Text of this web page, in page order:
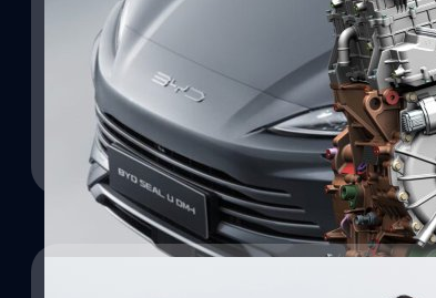
ภายหลังการเปิดตัวเทคโนโลยีใหม่อย่าง DM-i ที่มาช่วยให้ก
เทคโนโลยีนี้ผ่านรุ่น BYD Sealion 6 DM-i เอสยูวีปลั๊กอินไฮ
ขยายความถึงเทคโยโลยี DM-i จาก BYD กันสักหน่อยว่ามัน
Noparat Monchaitanapat| 753 days ago
Read More